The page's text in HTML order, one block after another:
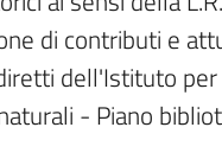
di contributi e
dell'Istituto per
- Piano